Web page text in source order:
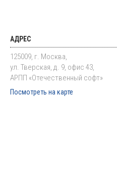
АДРЕС
125009, г. Москва,
ул. Тверская, д. 9, офис 43,
АРПП «Отечественный софт»
Посмотреть на карте